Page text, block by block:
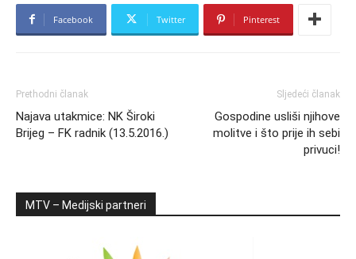
Facebook Twitter Pinterest
Prethodni članak
Najava utakmice: NK Široki
Brijeg – FK radnik (13.5.2016.)
Sljedeći članak
Gospodine usliši njihove
molitve i što prije ih sebi
privuci!
MTV – Medijski partneri